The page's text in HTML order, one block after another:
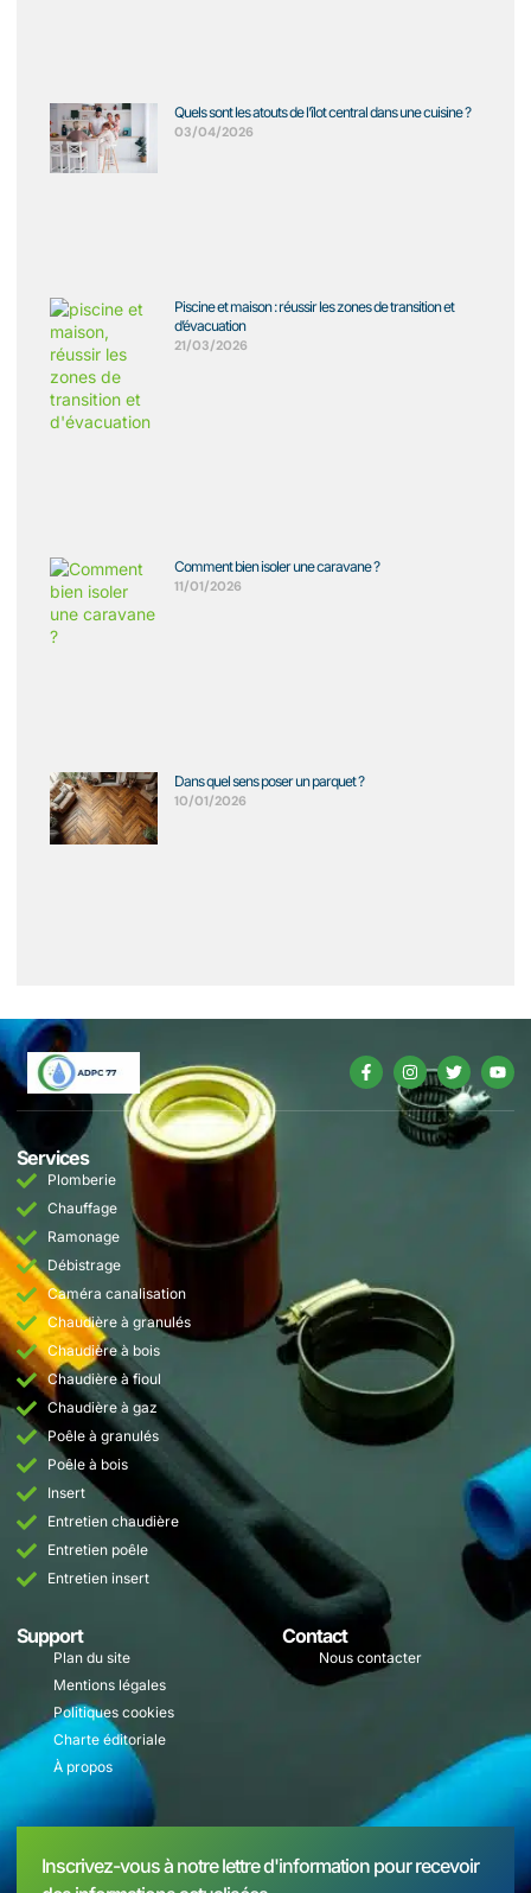
Quels sont les atouts de l’îlot central dans une cuisine ?
03/04/2026
Piscine et maison : réussir les zones de transition et
d’évacuation
21/03/2026
Comment bien isoler une caravane ?
11/01/2026
Dans quel sens poser un parquet ?
10/01/2026
Services
Plomberie
Chauffage
Ramonage
Débistrage
Caméra canalisation
Chaudière à granulés
Chaudière à bois
Chaudière à fioul
Chaudière à gaz
Poêle à granulés
Poêle à bois
Insert
Entretien chaudière
Entretien poêle
Entretien insert
Support
Plan du site
Mentions légales
Politiques cookies
Charte éditoriale
À propos
Contact
Nous contacter
Inscrivez-vous à notre lettre d'information pour recevoir